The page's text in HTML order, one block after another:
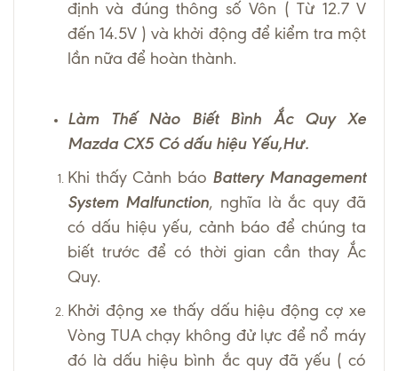
định và đúng thông số Vôn ( Từ 12.7 V
đến 14.5V ) và khởi động để kiểm tra một
lần nữa để hoàn thành.
Làm Thế Nào Biết Bình Ắc Quy Xe
Mazda CX5 Có dấu hiệu Yếu,Hư.
Khi thấy Cảnh báo Battery Management
System Malfunction, nghĩa là ắc quy đã
có dấu hiệu yếu, cảnh báo để chúng ta
biết trước để có thời gian cần thay Ắc
Quy.
Khởi động xe thấy dấu hiệu động cợ xe
Vòng TUA chạy không đử lực để nổ máy
đó là dấu hiệu bình ắc quy đã yếu ( có